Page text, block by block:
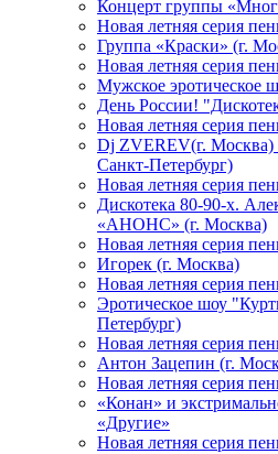
Концерт группы
Новая летняя серия
Группа «Краски» (г.
Новая летняя серия
Мужское эротическое
День России!
Новая летняя серия
Dj ZVEREV(г.
Санкт-Петербург)
Новая летняя серия
Дискотека 80-90-х.
«АНОНС» (г. Москва)
Новая летняя серия
Игорек (г. Москва)
Новая летняя серия
Эротическое шоу
Петербург)
Новая летняя серия
Антон Зацепин (г.
Новая летняя серия
«Конан» и
«Другие»
Новая летняя серия